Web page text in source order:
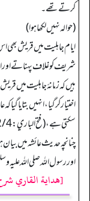
کرتے تھے۔
(حوالہ نہیں لکھا ہوا)
ایام جاہلیت میں قریش
شریف کو غلاف پہناتے اور
ہیں کہ زمانۂ جاہلیت میں
اختیار کر گیا، انہیں بتایا
سکتی ہے، (فتح الباري: 312/4)
چنانچہ حدیث عائشہ میں
اور رسول اللہ صلی اللہ
[هداية القاري